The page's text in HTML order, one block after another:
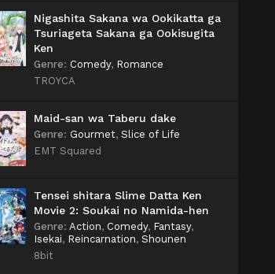
Nigashita Sakana wa Ookikatta ga
Tsuriageta Sakana ga Ookisugita
Ken
Genre: Comedy, Romance
TROYCA
Maid-san wa Taberu dake
Genre: Gourmet, Slice of Life
EMT Squared
Tensei shitara Slime Datta Ken
Movie 2: Soukai no Namida-hen
Genre: Action, Comedy, Fantasy,
Isekai, Reincarnation, Shounen
8bit